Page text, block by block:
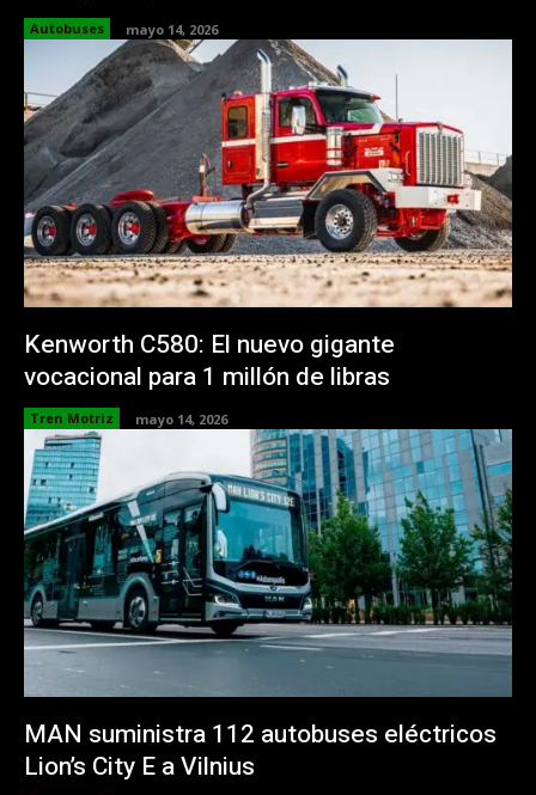
Autobuses mayo 14, 2026
Kenworth C580: El nuevo gigante
vocacional para 1 millón de libras
Tren Motriz mayo 14, 2026
MAN suministra 112 autobuses eléctricos
Lion’s City E a Vilnius